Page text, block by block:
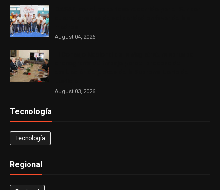
August 04, 2026
August 03, 2026
Tecnología
Tecnología
Regional